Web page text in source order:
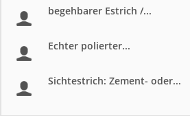
begehbarer Estrich /...
Echter polierter...
Sichtestrich: Zement- oder...